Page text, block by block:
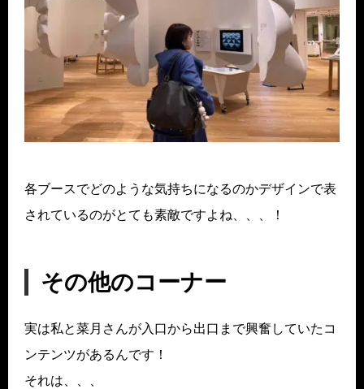
各ブースでどのような気持ちになるのかデザインで表
されているのがとても素敵ですよね、、、！
その他のコーナー
実は私と菜月さんが入口から出口まで興奮していたコ
ンテンツがあるんです！
それは、、、